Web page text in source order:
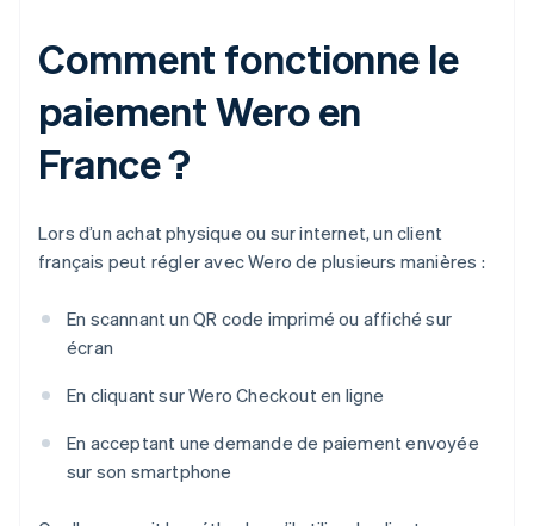
Comment fonctionne le
paiement Wero en
France ?
Lors d’un achat physique ou sur internet, un client
français peut régler avec Wero de plusieurs manières :
En scannant un QR code imprimé ou affiché sur
écran
En cliquant sur Wero Checkout en ligne
En acceptant une demande de paiement envoyée
sur son smartphone